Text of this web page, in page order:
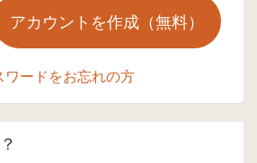
アカウントを作成（無料）
ワードをお忘れの方